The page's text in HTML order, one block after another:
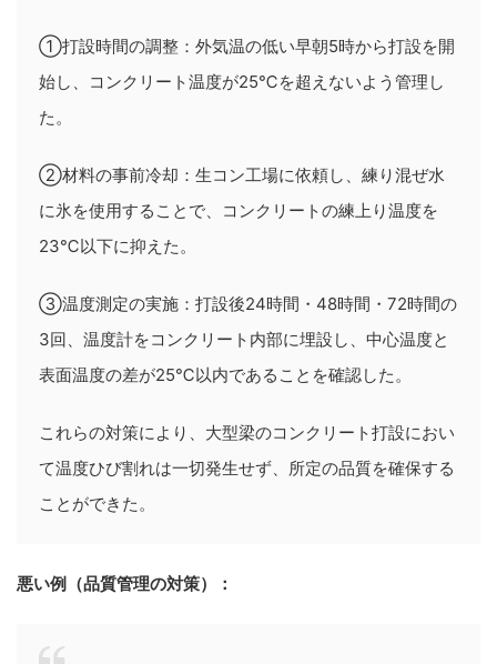
①打設時間の調整：外気温の低い早朝5時から打設を開
始し、コンクリート温度が25℃を超えないよう管理し
た。
②材料の事前冷却：生コン工場に依頼し、練り混ぜ水
に氷を使用することで、コンクリートの練上り温度を
23℃以下に抑えた。
③温度測定の実施：打設後24時間・48時間・72時間の
3回、温度計をコンクリート内部に埋設し、中心温度と
表面温度の差が25℃以内であることを確認した。
これらの対策により、大型梁のコンクリート打設におい
て温度ひび割れは一切発生せず、所定の品質を確保する
ことができた。
悪い例（品質管理の対策）：